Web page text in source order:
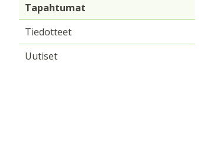
Tapahtumat
Tiedotteet
Uutiset